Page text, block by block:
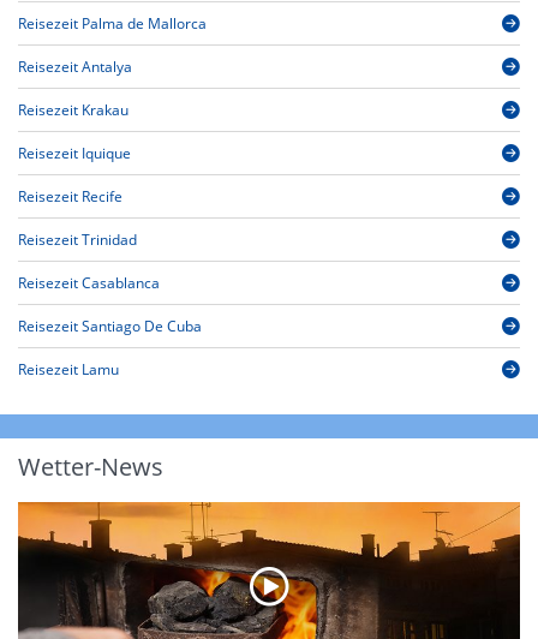
Reisezeit Palma de Mallorca
Reisezeit Antalya
Reisezeit Krakau
Reisezeit Iquique
Reisezeit Recife
Reisezeit Trinidad
Reisezeit Casablanca
Reisezeit Santiago De Cuba
Reisezeit Lamu
Wetter-News